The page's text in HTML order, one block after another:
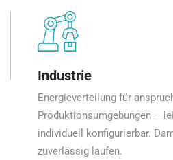
Industrie
Energieverteilung für
Produktionsumgebungen –
individuell konfigurierbar.
zuverlässig laufen.